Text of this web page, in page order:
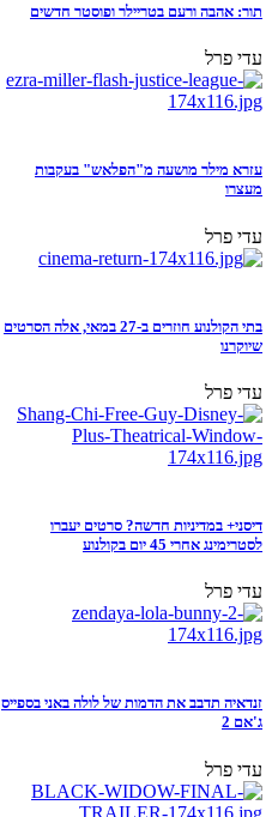
תור: אהבה ורעם בטריילר ופוסטר חדשים
עדי פרל
עזרא מילר מושעה מ"הפלאש" בעקבות
מעצרו
עדי פרל
בתי הקולנוע חוזרים ב-27 במאי, אלה הסרטים
שיוקרנו
עדי פרל
דיסני+ במדיניות חדשה? סרטים יעברו
לסטרימינג אחרי 45 יום בקולנוע
עדי פרל
זנדאיה תדבב את הדמות של לולה באני בספייס
ג'אם 2
עדי פרל